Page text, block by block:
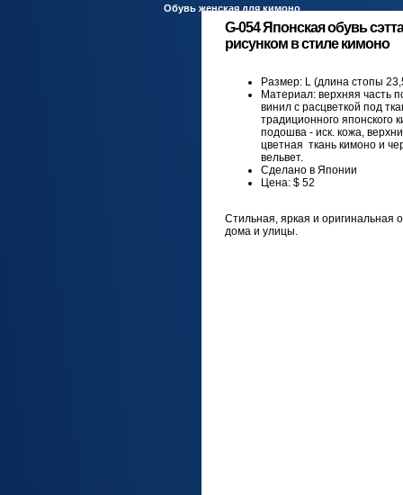
G-054 Японская обувь
рисунком в стиле кимоно
Размер: L (длина стопы
Материал: верхняя часть
винил с расцветкой под
традиционного японского
подошва - иск. кожа,
цветная ткань кимоно и
вельвет.
Сделано в Японии
Цена: $ 52
Стильная, яркая и оригинальная
дома и улицы.
Обувь женская для кимоно